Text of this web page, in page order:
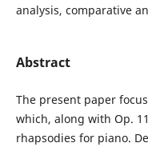
analysis, comparative
Abstract
The present paper
which, along with Op.
rhapsodies for piano.